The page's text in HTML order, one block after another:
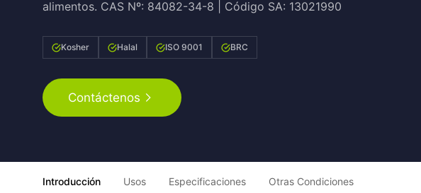
alimentos. CAS Nº: 84082-34-8 | Código SA: 13021990
Kosher Halal ISO 9001 BRC
Contáctenos
Introducción Usos Especificaciones Otras Condiciones